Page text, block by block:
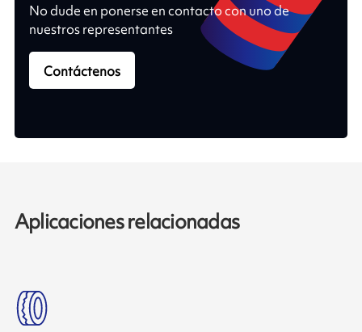
No dude en ponerse en contacto con uno de
nuestros representantes
Contáctenos
Aplicaciones relacionadas